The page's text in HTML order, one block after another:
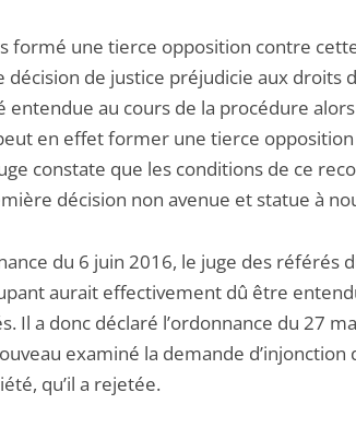
formé une tierce opposition contre
décision de justice préjudicie aux droits
entendue au cours de la procédure alors
en effet former une tierce
constate que les conditions de ce
décision non avenue et statue à
du 6 juin 2016, le juge des référés
aurait effectivement dû être
Il a donc déclaré l’ordonnance du 27
examiné la demande d’injonction
qu’il a rejetée.